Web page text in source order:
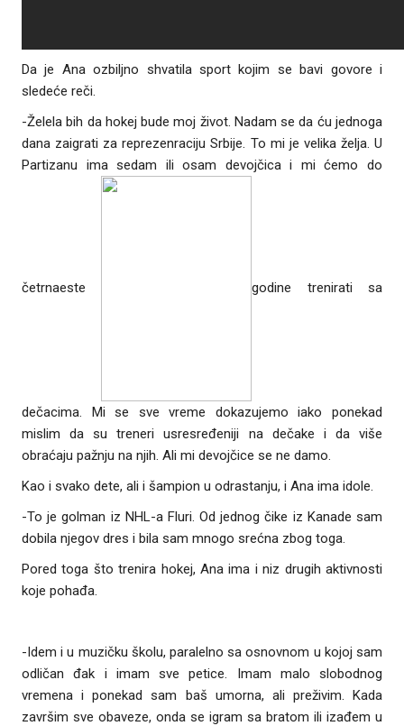
Da je Ana ozbiljno shvatila sport kojim se bavi govore i
sledeće reči.
-Želela bih da hokej bude moj život. Nadam se da ću jednoga
dana zaigrati za reprezenraciju Srbije. To mi je velika želja. U
Partizanu ima sedam ili osam devojčica i mi ćemo do
četrnaeste godine trenirati sa
dečacima. Mi se sve vreme dokazujemo iako ponekad
mislim da su treneri usresređeniji na dečake i da više
obraćaju pažnju na njih. Ali mi devojčice se ne damo.
Kao i svako dete, ali i šampion u odrastanju, i Ana ima idole.
-To je golman iz NHL-a Fluri. Od jednog čike iz Kanade sam
dobila njegov dres i bila sam mnogo srećna zbog toga.
Pored toga što trenira hokej, Ana ima i niz drugih aktivnosti
koje pohađa.
-Idem i u muzičku školu, paralelno sa osnovnom u kojoj sam
odličan đak i imam sve petice. Imam malo slobodnog
vremena i ponekad sam baš umorna, ali preživim. Kada
završim sve obaveze, onda se igram sa bratom ili izađem u